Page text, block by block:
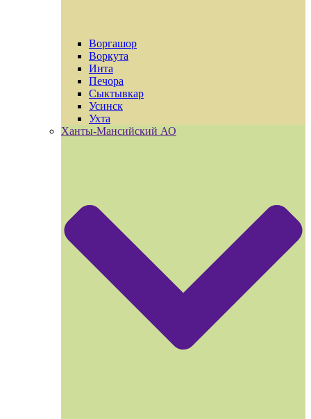
Воргашор
Воркута
Инта
Печора
Сыктывкар
Усинск
Ухта
Ханты-Мансийский АО